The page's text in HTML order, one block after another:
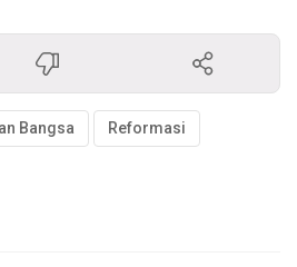
Bangsa Reformasi